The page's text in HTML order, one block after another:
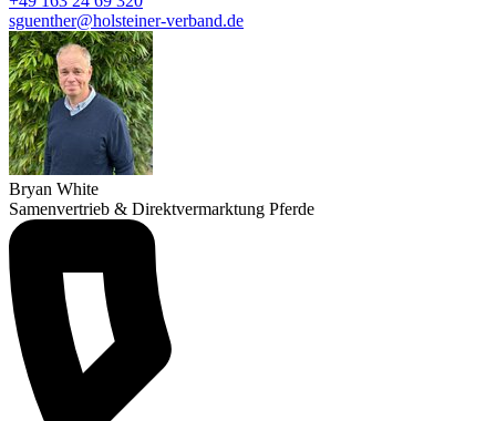
sguenther@holsteiner-verband.de
Bryan White
Samenvertrieb & Direktvermarktung Pferde